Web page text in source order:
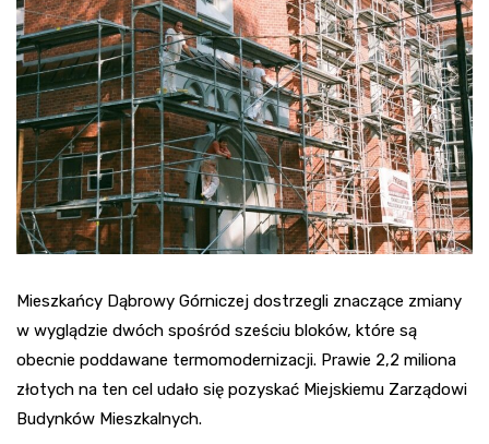
Mieszkańcy Dąbrowy Górniczej dostrzegli znaczące zmiany
w wyglądzie dwóch spośród sześciu bloków, które są
obecnie poddawane termomodernizacji. Prawie 2,2 miliona
złotych na ten cel udało się pozyskać Miejskiemu Zarządowi
Budynków Mieszkalnych.